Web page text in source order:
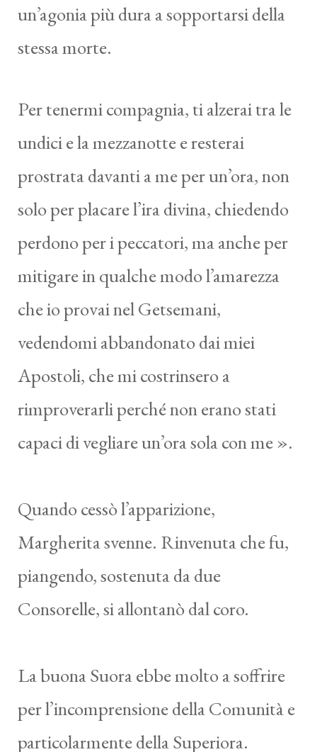
un’agonia più dura a sopportarsi della
stessa morte.
Per tenermi compagnia, ti alzerai tra le
undici e la mezzanotte e resterai
prostrata davanti a me per un’ora, non
solo per placare l’ira divina, chiedendo
perdono per i peccatori, ma anche per
mitigare in qualche modo l’amarezza
che io provai nel Getsemani,
vedendomi abbandonato dai miei
Apostoli, che mi costrinsero a
rimproverarli perché non erano stati
capaci di vegliare un’ora sola con me ».
Quando cessò l’apparizione,
Margherita svenne. Rinvenuta che fu,
piangendo, sostenuta da due
Consorelle, si allontanò dal coro.
La buona Suora ebbe molto a soffrire
per l’incomprensione della Comunità e
particolarmente della Superiora.